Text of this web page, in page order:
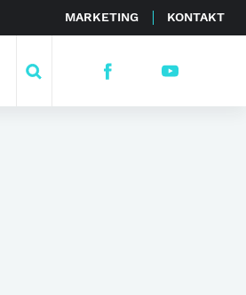
MARKETING KONTAKT